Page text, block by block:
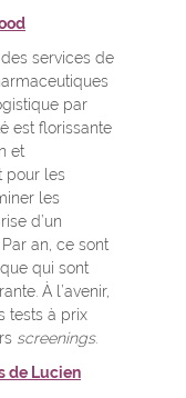
services de
par
est florissante
et
pour les
les
d’un
an, ce sont
qui sont
À l’avenir,
tests à prix
screenings.
de Lucien